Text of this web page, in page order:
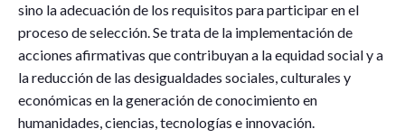
sino la adecuación de los requisitos para participar en el
proceso de selección. Se trata de la implementación de
acciones afirmativas que contribuyan a la equidad social y a
la reducción de las desigualdades sociales, culturales y
económicas en la generación de conocimiento en
humanidades, ciencias, tecnologías e innovación.